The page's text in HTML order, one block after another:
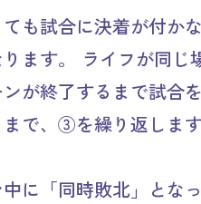
も試合に決着が付か
ます。 ライフが同じ
が終了するまで試合
で、③を繰り返しま
に「同時敗北」とな